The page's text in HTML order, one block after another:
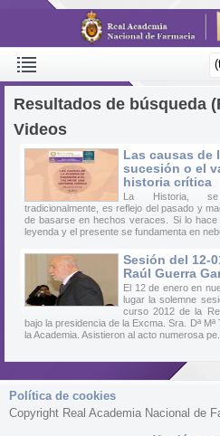
Resultados de búsqueda
Videos
Las causas de
sucesión o el
historia crítica
La Historia,
tradicionalmente, es reflejo del pasado y
de basarse en hechos veraces. Si lo
leyenda y el presente se fundamenta en
Sesión del 12-
Raúl Guerra
El 12 de enero en
lugar la solemne
curso 2012 de la
bajo la presidencia de la Excma. Sra. Dª
la Academia. Asistieron al acto numerosa pe...
Política de cookies
Copyright Real Academia Nacional de